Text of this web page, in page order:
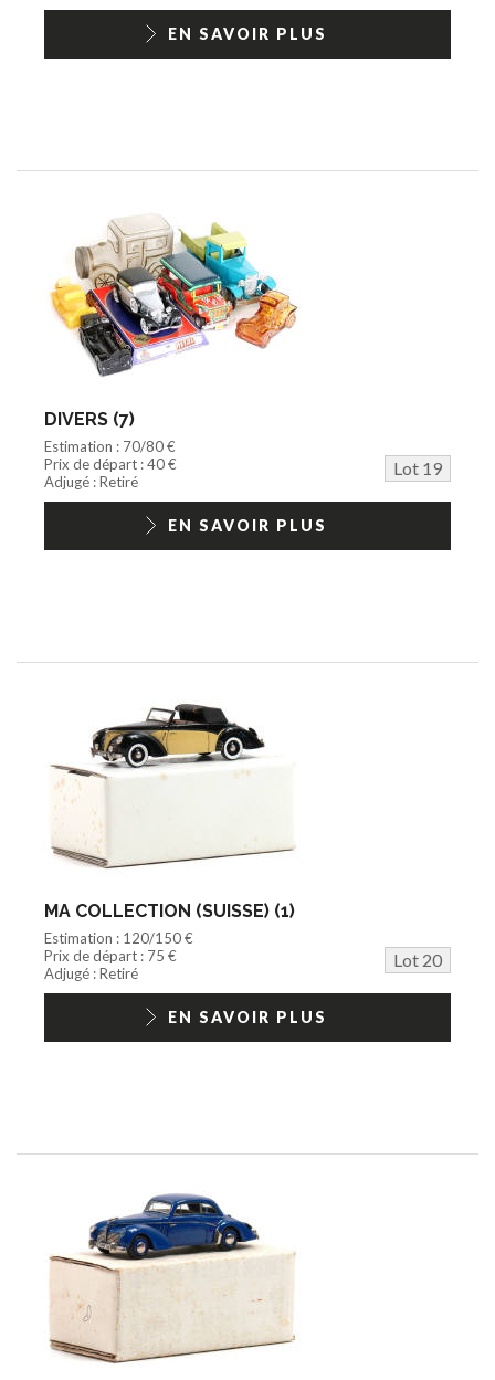
EN SAVOIR PLUS
DIVERS (7)
Estimation : 70/80 €
Prix de départ : 40 €
Lot 19
Adjugé : Retiré
EN SAVOIR PLUS
MA COLLECTION (SUISSE) (1)
Estimation : 120/150 €
Prix de départ : 75 €
Lot 20
Adjugé : Retiré
EN SAVOIR PLUS